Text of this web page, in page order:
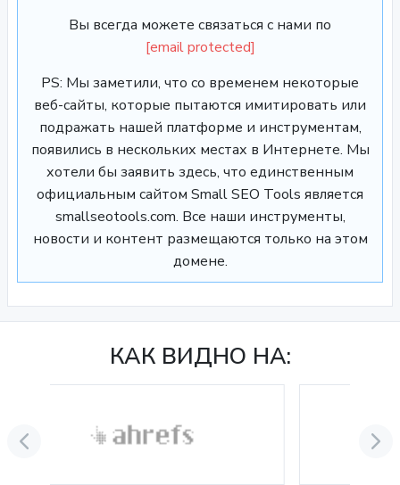
Вы всегда можете связаться с нами по
[email protected]
PS: Мы заметили, что со временем некоторые
веб-сайты, которые пытаются имитировать или
подражать нашей платформе и инструментам,
появились в нескольких местах в Интернете. Мы
хотели бы заявить здесь, что единственным
официальным сайтом Small SEO Tools является
smallseotools.com. Все наши инструменты,
новости и контент размещаются только на этом
домене.
КАК ВИДНО НА: